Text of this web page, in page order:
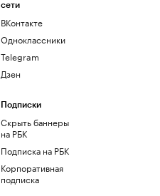
сети
ВКонтакте
Одноклассники
Telegram
Дзен
Подписки
Скрыть баннеры
на РБК
Подписка на РБК
Корпоративная
подписка